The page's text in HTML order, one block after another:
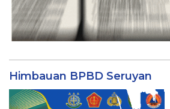
Himbauan BPBD Seruyan